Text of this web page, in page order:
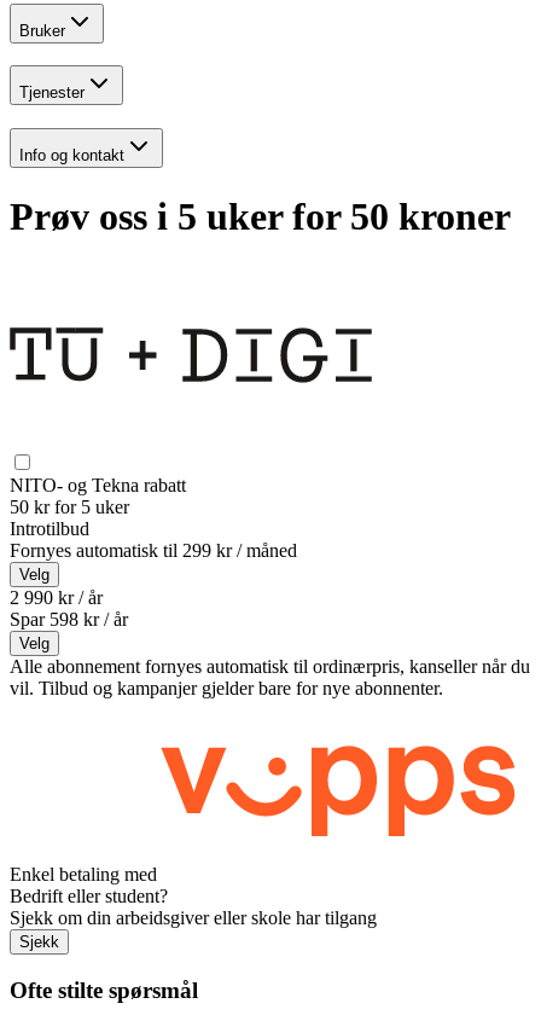
Bruker
Tjenester
Info og kontakt
Prøv oss i 5 uker for 50 kroner
NITO- og Tekna rabatt
50 kr for 5 uker
Introtilbud
Fornyes automatisk til 299 kr / måned
Velg
2 990 kr / år
Spar 598 kr /år
Velg
Alle abonnement fornyes automatisk til ordinærpris, kanseller når du
vil. Tilbud og kampanjer gjelder bare for nye abonnenter.
Enkel betaling med
Bedrift eller student?
Sjekk om din arbeidsgiver eller skole har tilgang
Sjekk
Ofte stilte spørsmål